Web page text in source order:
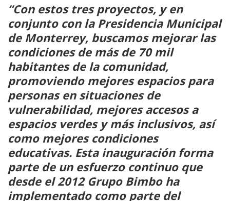
“Con estos tres proyectos, y en
conjunto con la Presidencia Municipal
de Monterrey, buscamos mejorar las
condiciones de más de 70 mil
habitantes de la comunidad,
promoviendo mejores espacios para
personas en situaciones de
vulnerabilidad, mejores accesos a
espacios verdes y más inclusivos, así
como mejores condiciones
educativas. Esta inauguración forma
parte de un esfuerzo continuo que
desde el 2012 Grupo Bimbo ha
implementado como parte del